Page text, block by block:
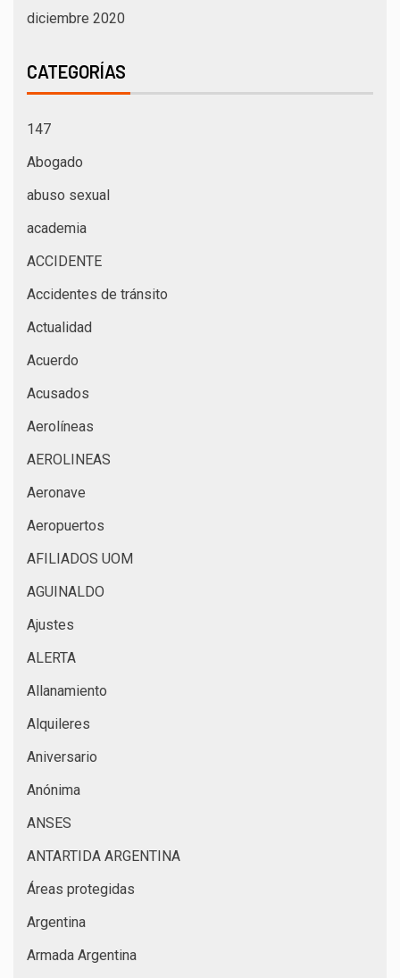
diciembre 2020
CATEGORÍAS
147
Abogado
abuso sexual
academia
ACCIDENTE
Accidentes de tránsito
Actualidad
Acuerdo
Acusados
Aerolíneas
AEROLINEAS
Aeronave
Aeropuertos
AFILIADOS UOM
AGUINALDO
Ajustes
ALERTA
Allanamiento
Alquileres
Aniversario
Anónima
ANSES
ANTARTIDA ARGENTINA
Áreas protegidas
Argentina
Armada Argentina